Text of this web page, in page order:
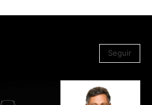
Seguir